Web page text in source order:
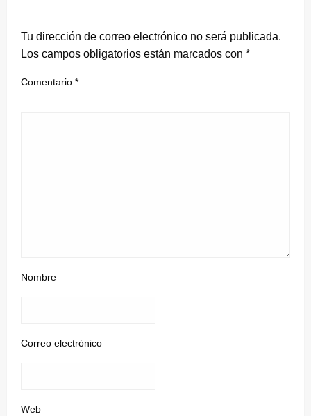
Tu dirección de correo electrónico no será publicada.
Los campos obligatorios están marcados con *
Comentario *
Nombre
Correo electrónico
Web